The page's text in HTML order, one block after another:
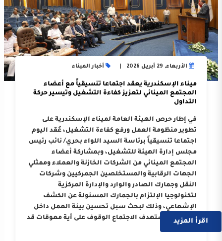
الأربعاء, 29 أبريل 2026 أخبار الميناء
ميناء الإسكندرية يعقد اجتماعا تنسيقياً مع أعضاء
المجتمع المينائي لتعزيز كفاءة التشغيل وتيسير حركة
التداول
في إطار حرص الهيئة العامة لميناء الإسكندرية على
تطوير منظومة العمل ورفع كفاءة التشغيل، عُقد اليوم
اجتماعا تنسيقياً برئاسة السيد اللواء بحري/ نائب رئيس
مجلس إدارة الهيئة للتشغيل، وبمشاركة أعضاء
المجتمع المينائي من الشركات الخازنة والعملاء وممثلي
الجهات الرقابية والمستخلصين الجمركيين وشركات
النقل وجمارك الصادر والوارد والإدارة المركزية
لتكنولوجيا الإلتزام بالجمارك المسئولة عن الكشف
الإشعاعي، وذلك لبحث سبل تحسين بيئة العمل داخل
الميناء. واستهدف الاجتماع الوقوف على أية معوقات قد
اقرأ المزيد